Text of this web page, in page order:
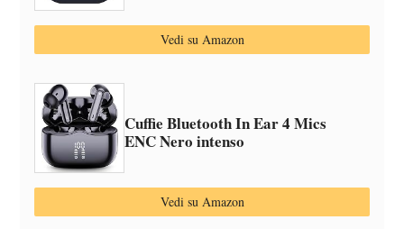
Vedi su Amazon
Cuffie Bluetooth In Ear 4 Mics
ENC Nero intenso
Vedi su Amazon